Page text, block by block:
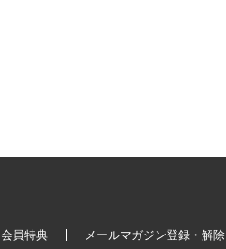
会員特典 メールマガジン登録・解除